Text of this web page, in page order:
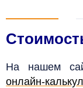
На нашем
онлайн-